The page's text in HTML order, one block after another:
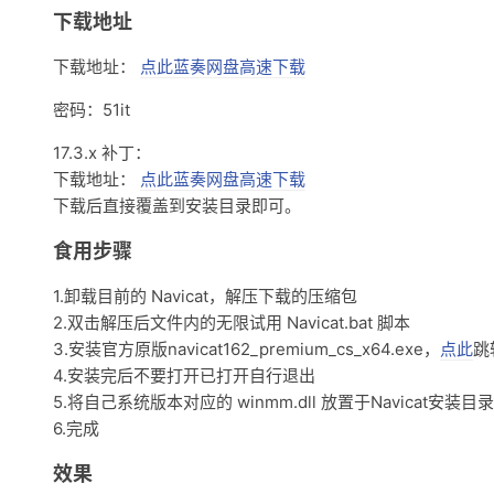
下载地址
下载地址： 点此蓝奏网盘高速下载
密码：51it
17.3.x 补丁：
下载地址：
点此蓝奏网盘高速下载
下载后直接覆盖到安装目录即可。
食用步骤
1.卸载目前的 Navicat，解压下载的压缩包
2.双击解压后文件内的无限试用 Navicat.bat 脚本
3.安装官方原版navicat162_premium_cs_x64.exe，
点此
4.安装完后不要打开已打开自行退出
5.将自己系统版本对应的 winmm.dll 放置于Navicat安装目录
6.完成
效果